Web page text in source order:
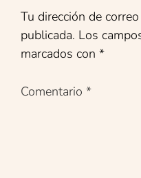
Tu dirección de
publicada. Los
marcados con *
Comentario *